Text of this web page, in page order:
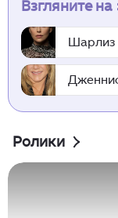
Взгляните
Шарлиз
Ролики